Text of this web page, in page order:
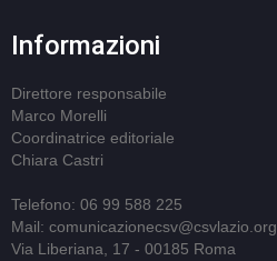
Informazioni
Direttore responsabile
Marco Morelli
Coordinatrice editoriale
Chiara Castri
Telefono: 06 99 588 225
Mail: comunicazionecsv@csvlazio.org
Via Liberiana, 17 - 00185 Roma